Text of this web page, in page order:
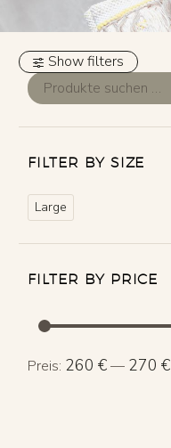
Show filters
FILTER BY SIZE
Large
FILTER BY PRICE
Min.
Max.
Preis: 260 €— 270 €